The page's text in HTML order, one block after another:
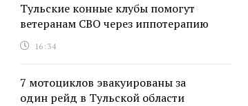
Тульские конные клубы помогут
ветеранам СВО через иппотерапию
16:34
7 мотоциклов эвакуированы за
один рейд в Тульской области